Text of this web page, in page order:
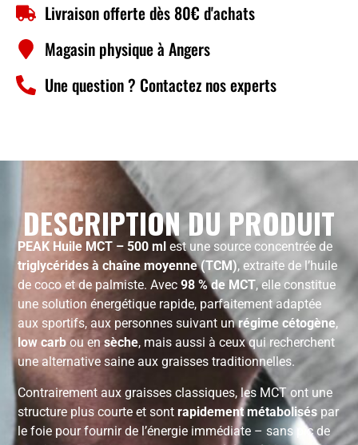
Livraison offerte dès 80€ d'achats
Magasin physique à Angers
Une question ? Contactez nos experts
DESCRIPTION DU PRODUIT
PEAK Huile MCT – 500 ml est une source concentrée de
triglycérides à chaîne moyenne (TCM), extraite de l’huile
de coco et de palmiste. Avec98 % de MCT, elle constitue
une solution énergétique rapide, parfaitement adaptée
aux sportifs, aux personnes suivant unrégime cétogène,
low carb ou ensèche, mais aussi à ceux qui recherchent
une alternative saine aux graisses traditionnelles.
Contrairement aux graisses classiques, les MCT ont une
structure plus courte et sontrapidement métabolisés par
le foie pour fournir de l’énergie immédiate – sans pic de